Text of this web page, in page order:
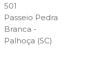
501
Passeio Pedra
Branca -
Palhoça (SC)